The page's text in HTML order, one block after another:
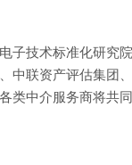
子技术标准化研究
中联资产评估集团
类中介服务商将共